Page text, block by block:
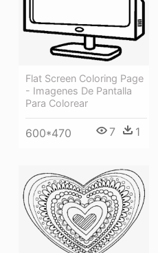
Flat Screen Coloring Page
- Imagenes De Pantalla
Para Colorear
600*470 7 1